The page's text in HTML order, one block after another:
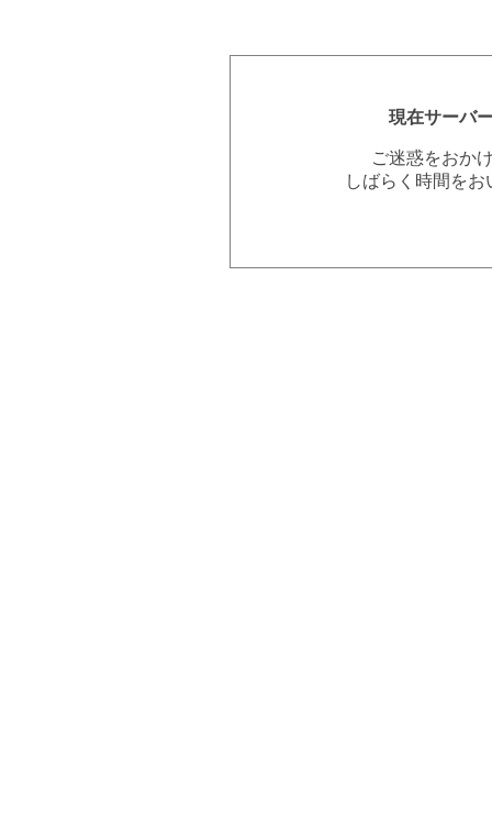
現在サーバ
ご迷惑をおか
しばらく時間を